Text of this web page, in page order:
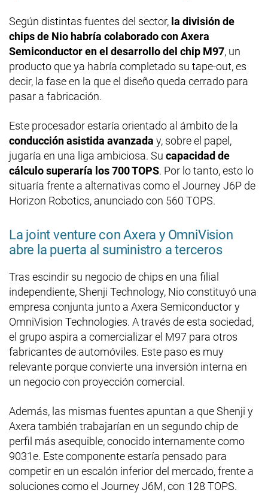
Según distintas fuentes del sector, la división de
chips de Nio habría colaborado con Axera
Semiconductor en el desarrollo del chip M97, un
producto que ya habría completado su tape-out, es
decir, la fase en la que el diseño queda cerrado para
pasar a fabricación.
Este procesador estaría orientado al ámbito de la
conducción asistida avanzada y, sobre el papel,
jugaría en una liga ambiciosa. Su capacidad de
cálculo superaría los 700 TOPS. Por lo tanto, esto lo
situaría frente a alternativas como el Journey J6P de
Horizon Robotics, anunciado con 560 TOPS.
La joint venture con Axera y OmniVision
abre la puerta al suministro a terceros
Tras escindir su negocio de chips en una filial
independiente, Shenji Technology, Nio constituyó una
empresa conjunta junto a Axera Semiconductor y
OmniVision Technologies. A través de esta sociedad,
el grupo aspira a comercializar el M97 para otros
fabricantes de automóviles. Este paso es muy
relevante porque convierte una inversión interna en
un negocio con proyección comercial.
Además, las mismas fuentes apuntan a que Shenji y
Axera también trabajarían en un segundo chip de
perfil más asequible, conocido internamente como
9031e. Este componente estaría pensado para
competir en un escalón inferior del mercado, frente a
soluciones como el Journey J6M, con 128 TOPS.